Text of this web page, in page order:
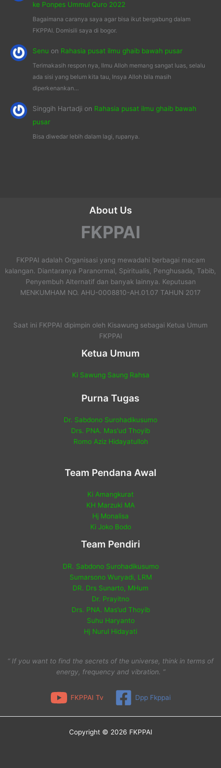
ke Ponpes Ummul Quro 2022
Bagaimana caranya saya agar bisa ikut bergabung dalam
FKPPAI. Domisili saya di bogor.
Senu on Rahasia pusat ilmu ghaib bawah pusar
Terimakasih respon nya, Ilmu Alloh memang sangat luas, selalu
ada sisi yang belum kita tau, Insya Alloh bila masih
diperkenankan…
Singgih Hartadjion Rahasia pusat ilmu ghaib bawah
pusar
Bisa diwedar lebih dalam lagi, rupanya.
About Us
FKPPAI
FKPPAI adalah Organisasi yang mewadahi berbagai macam
kalangan. Diantaranya Paranormal, Spiritualis, Penghusada, Tabib,
Penyembuh Alternatif dan banyak lainnya. Keputusan
MENKUMHAM NO. AHU-0008810-AH.01.07 TAHUN 2017
Saat ini FKPPAI dipimpin oleh Kisawung sebagai Ketua Umum
FKPPAI
Ketua Umum
Ki Sawung Saung Rahsa
Purna Tugas
Dr. Sabdono Surohadikusumo
Drs. PNA. Mas'ud Thoyib
Romo Aziz Hidayatulloh
Team Pendana Awal
Ki Amangkurat
KH Marzuki MA
Hj Monalisa
Ki Joko Bodo
Team Pendiri
DR. Sabdono Surohadikusumo
Sumarsono Wuryadi, LRM
DR. Drs Sunarto, MHum
Dr. Prayitno
Drs. PNA. Mas’ud Thoyib
Suhu Haryanto
Hj Nurul Hidayati
“ If you want to find the secrets of the universe, think in terms of
energy, frequency and vibration. ”
FKPPAI Tv Dpp Fkppai
Copyright © 2026 FKPPAI